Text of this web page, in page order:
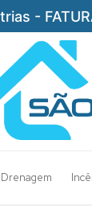
-
Drenagem